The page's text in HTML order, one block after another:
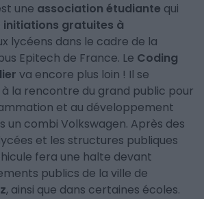
une association étudiante qui
initiations gratuites à
lycéens dans le cadre de la
Epitech de France. Le Coding
va encore plus loin ! Il se
la rencontre du grand public pour
et au développement
un combi Volkswagen. Après des
et les structures publiques
fera une halte devant
publics de la ville de
, ainsi que dans certaines écoles.